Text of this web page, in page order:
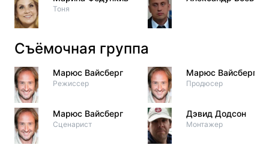
Тоня
Съёмочная группа
Марюс Вайсберг
Режиссер
Марюс Вайсберг
Сценарист
Марюс Вайсберг
Продюсер
Дэвид Додсон
Монтажер